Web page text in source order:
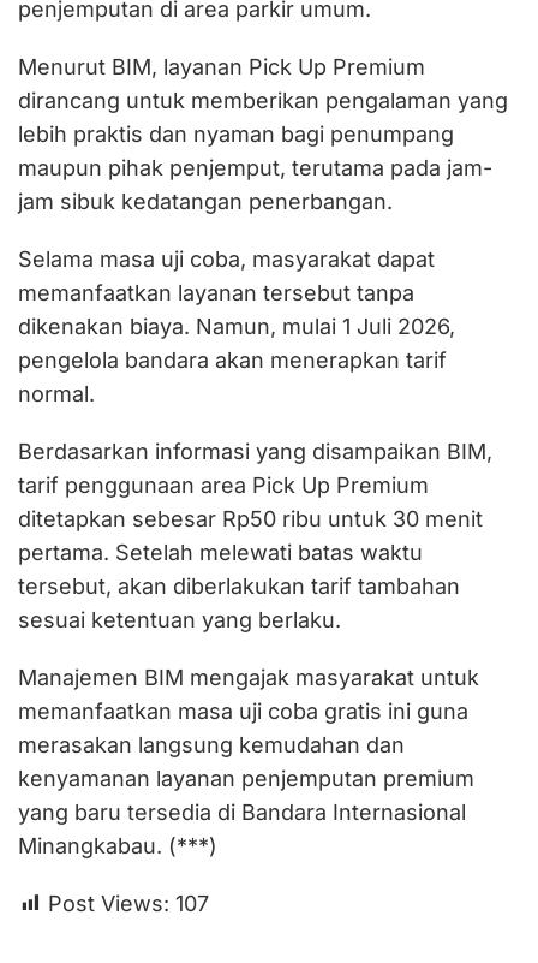
penjemputan di area parkir umum.
Menurut BIM, layanan Pick Up Premium
dirancang untuk memberikan pengalaman yang
lebih praktis dan nyaman bagi penumpang
maupun pihak penjemput, terutama pada jam-
jam sibuk kedatangan penerbangan.
Selama masa uji coba, masyarakat dapat
memanfaatkan layanan tersebut tanpa
dikenakan biaya. Namun, mulai 1 Juli 2026,
pengelola bandara akan menerapkan tarif
normal.
Berdasarkan informasi yang disampaikan BIM,
tarif penggunaan area Pick Up Premium
ditetapkan sebesar Rp50 ribu untuk 30 menit
pertama. Setelah melewati batas waktu
tersebut, akan diberlakukan tarif tambahan
sesuai ketentuan yang berlaku.
Manajemen BIM mengajak masyarakat untuk
memanfaatkan masa uji coba gratis ini guna
merasakan langsung kemudahan dan
kenyamanan layanan penjemputan premium
yang baru tersedia di Bandara Internasional
Minangkabau. (***)
Post Views: 107